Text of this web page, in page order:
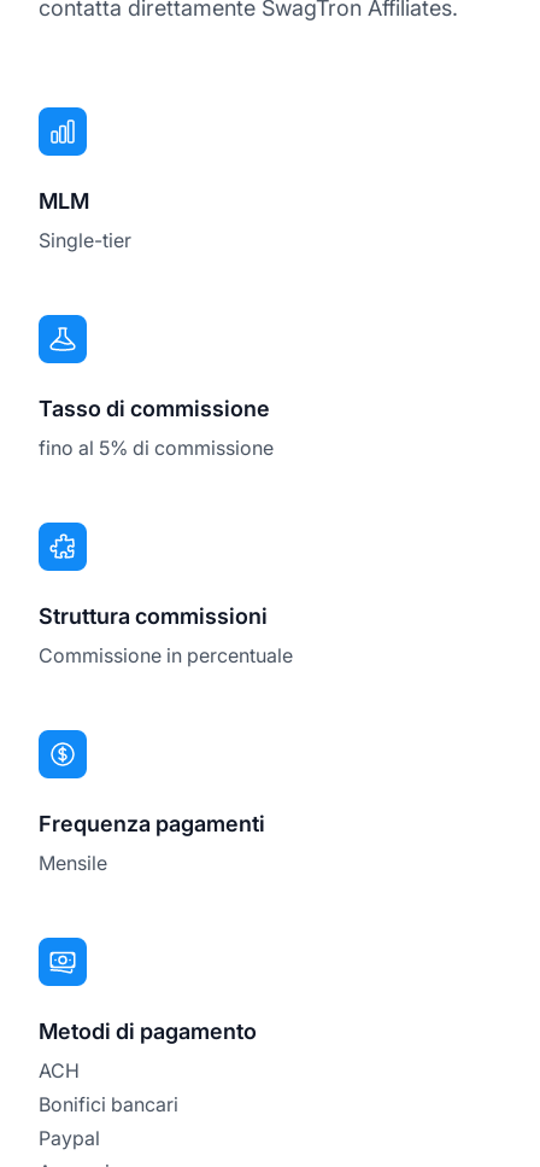
contatta direttamente SwagTron Affiliates.
MLM
Single-tier
Tasso di commissione
fino al 5% di commissione
Struttura commissioni
Commissione in percentuale
Frequenza pagamenti
Mensile
Metodi di pagamento
ACH
Bonifici bancari
Paypal